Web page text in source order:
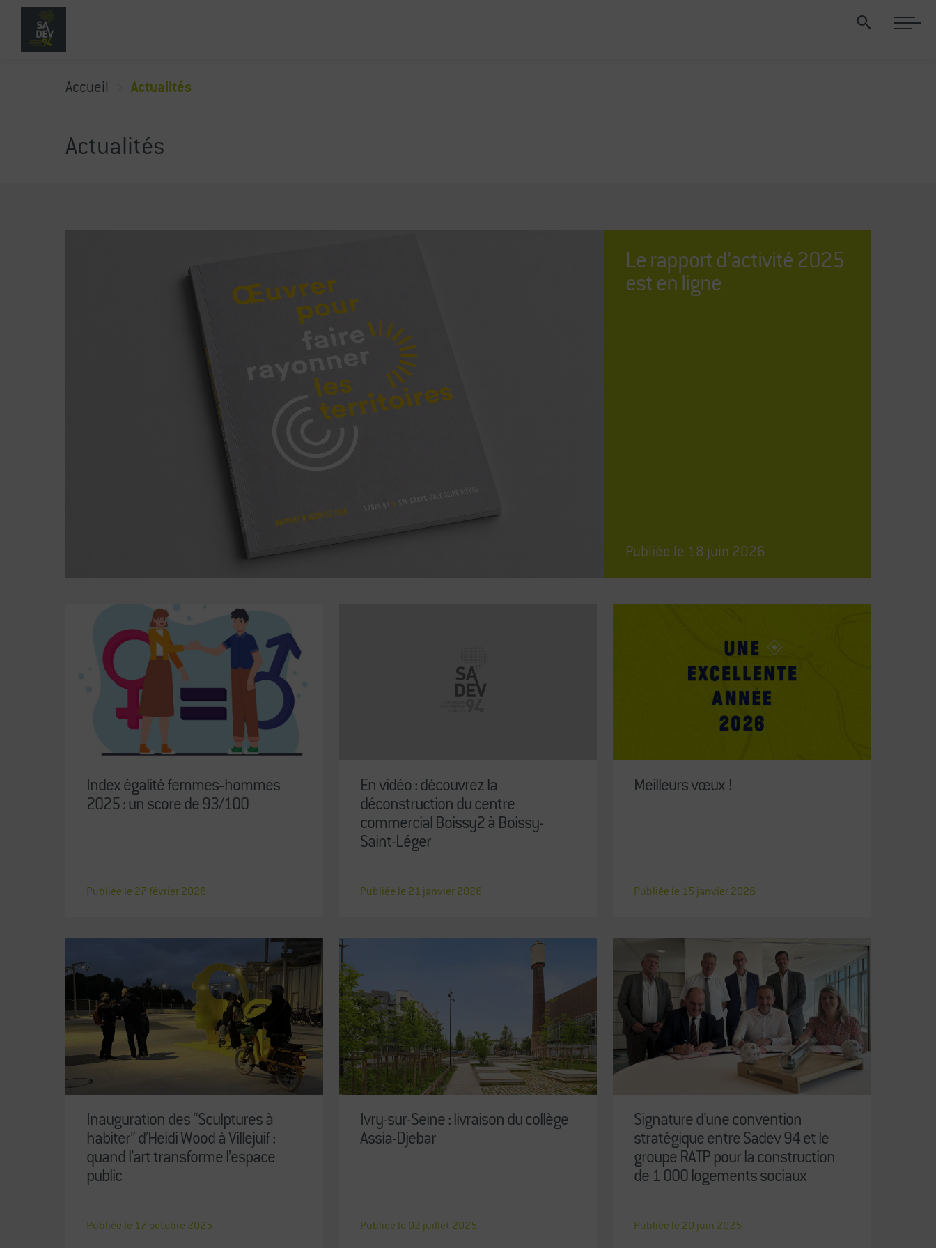
Accueil Actualités
Actualités
Le rapport d’activité 2025
est en ligne
Publiée le 18 juin 2026
Index égalité femmes‑hommes
2025 : un score de 93/100
Publiée le 27 février2026
En vidéo : découvrez la
déconstruction du centre
commercial Boissy2 à Boissy-
Saint-Léger
Publiée le 21 janvier2026
Meilleurs vœux !
Publiée le 15 janvier2026
Inauguration des “Sculptures à
habiter” d’Heidi Wood à Villejuif :
quand l’art transforme l’espace
public
Publiée le 17 octobre 2025
Ivry-sur-Seine : livraison du collège
Assia-Djebar
Publiée le 02 juillet 2025
Signature d’une convention
stratégique entre Sadev 94 et le
groupe RATP pour la construction
de 1 000 logements sociaux
Publiée le 20 juin 2025